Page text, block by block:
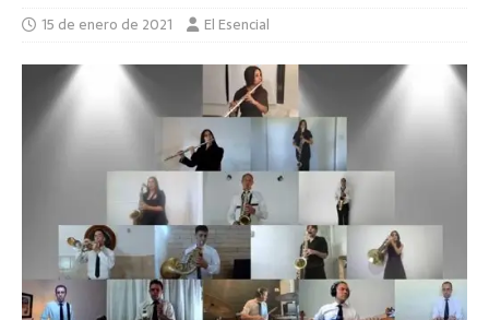
15 de enero de 2021 El Esencial